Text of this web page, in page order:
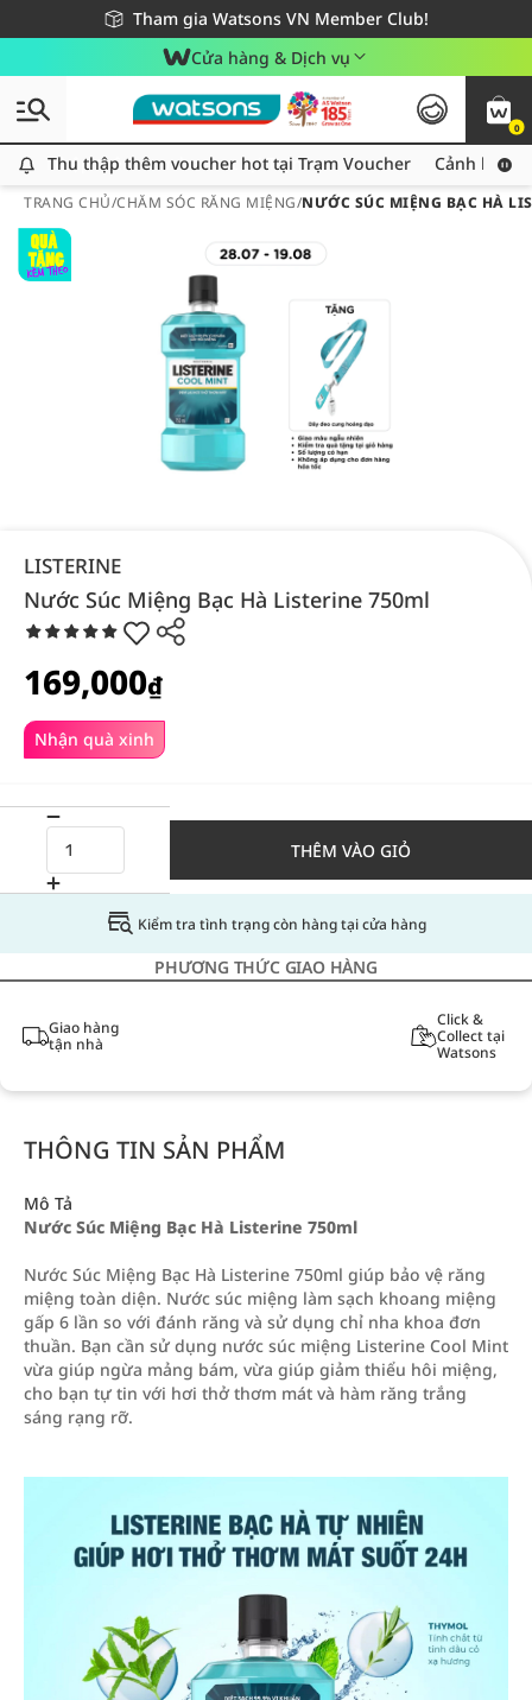
Tham gia Watsons VN Member Club!
Miễn phí giao hàng cho đơn hàng từ 249,000Đ
Giao hàng nhanh 24h - Áp dụng khu vực TP. Hồ Chí Minh
Cửa hàng & Dịch vụ
0
Thu thập thêm voucher hot tại Trạm Voucher
Thu thập thêm voucher hot tại Trạm Voucher Cảnh báo
TRANG CHỦ/CHĂM SÓC RĂNG MIỆNG/NƯỚC SÚC MIỆNG BẠC HÀ
LISTERINE
Nước Súc Miệng Bạc Hà Listerine 750ml
Nhận quà xinh
169,000₫
THÊM VÀO GIỎ
Kiểm tra tình trạng còn hàng tại cửa hàng
PHƯƠNG THỨC GIAO HÀNG
Giao hàng
tận nhà
Click &
Collect tại
Watsons
THÔNG TIN SẢN PHẨM
Mô Tả
Nước Súc Miệng Bạc Hà Listerine 750ml
Nước Súc Miệng Bạc Hà Listerine 750ml giúp bảo vệ răng
miệng toàn diện. Nước súc miệng làm sạch khoang miệng
gấp 6 lần so với đánh răng và sử dụng chỉ nha khoa đơn
thuần. Bạn cần sử dụng nước súc miệng Listerine Cool Mint
vừa giúp ngừa mảng bám, vừa giúp giảm thiểu hôi miệng,
cho bạn tự tin với hơi thở thơm mát và hàm răng trắng
sáng rạng rỡ.